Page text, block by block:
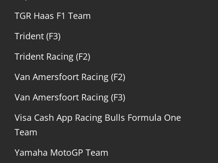
TGR Haas F1 Team
Trident (F3)
Trident Racing (F2)
Van Amersfoort Racing (F2)
Van Amersfoort Racing (F3)
Visa Cash App Racing Bulls Formula One
Team
Yamaha MotoGP Team